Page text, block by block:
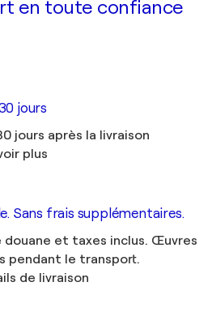
en toute confiance
jours
jours après la livraison
plus
Sans frais supplémentaires.
douane et taxes inclus. Œuvres
pendant le transport.
de livraison